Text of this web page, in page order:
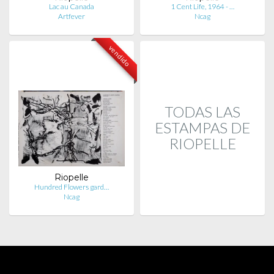
Lac au Canada
Artfever
1 Cent Life, 1964 - …
Ncag
vendido
Riopelle
Hundred Flowers gard…
Ncag
TODAS LAS
ESTAMPAS DE
RIOPELLE